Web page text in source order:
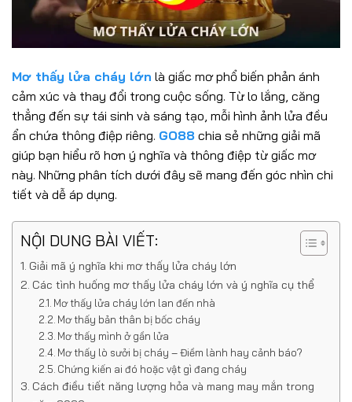
Mơ thấy lửa cháy lớn là giấc mơ phổ biến phản ánh
cảm xúc và thay đổi trong cuộc sống. Từ lo lắng, căng
thẳng đến sự tái sinh và sáng tạo, mỗi hình ảnh lửa đều
ẩn chứa thông điệp riêng. GO88 chia sẻ những giải mã
giúp bạn hiểu rõ hơn ý nghĩa và thông điệp từ giấc mơ
này. Những phân tích dưới đây sẽ mang đến góc nhìn chi
tiết và dễ áp dụng.
NỘI DUNG BÀI VIẾT:
Giải mã ý nghĩa khi mơ thấy lửa cháy lớn
Các tình huống mơ thấy lửa cháy lớn và ý nghĩa cụ thể
Mơ thấy lửa cháy lớn lan đến nhà
Mơ thấy bản thân bị bốc cháy
Mơ thấy mình ở gần lửa
Mơ thấy lò sưởi bị cháy – Điềm lành hay cảnh báo?
Chứng kiến ai đó hoặc vật gì đang cháy
Cách điều tiết năng lượng hỏa và mang may mắn trong